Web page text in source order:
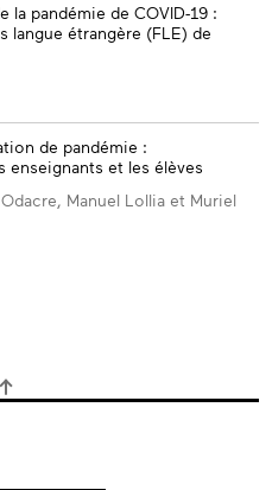
la pandémie de COVID-19 :
langue étrangère (FLE) de
de pandémie :
et les élèves
Manuel Lollia et Muriel